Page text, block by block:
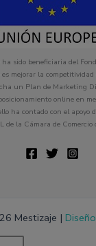
sido beneficiaria del
mejorar la
un Plan de Marketing
online en
ha contado con el apoyo
de la Cámara de Comercio
Mestizaje |